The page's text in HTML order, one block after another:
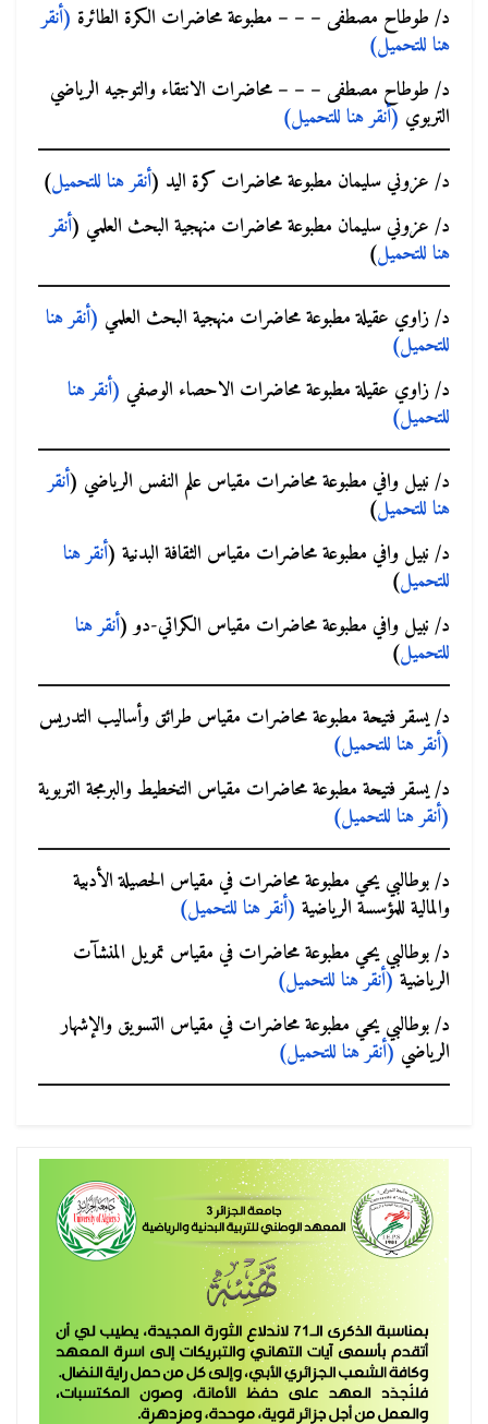
د/ طوطاح مصطفى – – – مطبوعة محاضرات الكرة الطائرة (أنقر
هنا للتحميل)
د/ طوطاح مصطفى – – – محاضرات الانتقاء والتوجيه الرياضي
التربوي (أنقر هنا للتحميل)
د/ عزوني سليمان مطبوعة محاضرات كرة اليد (أنقر هنا للتحميل)
د/ عزوني سليمان مطبوعة محاضرات منهجية البحث العلمي (أنقر
هنا للتحميل)
د/ زاوي عقيلة مطبوعة محاضرات منهجية البحث العلمي (أنقر هنا
للتحميل)
د/ زاوي عقيلة مطبوعة محاضرات الاحصاء الوصفي (أنقر هنا
للتحميل)
د/ نبيل وافي مطبوعة محاضرات مقياس علم النفس الرياضي (أنقر
هنا للتحميل)
د/ نبيل وافي مطبوعة محاضرات مقياس الثقافة البدنية (أنقر هنا
للتحميل)
د/ نبيل وافي مطبوعة محاضرات مقياس الكراتي-دو (أنقر هنا
للتحميل)
د/ يسقر فتيحةمطبوعة محاضرات مقياس طرائق وأساليب التدريس
(أنقر هنا للتحميل)
د/ يسقر فتيحةمطبوعة محاضرات مقياس التخطيط والبرمجة التربوية
(أنقر هنا للتحميل)
د/ بوطالبي يحي مطبوعة محاضرات في مقياس الحصيلة الأدبية
والمالية للمؤسسة الرياضية (أنقر هنا للتحميل)
د/ بوطالبي يحي مطبوعة محاضرات في مقياس تمويل المنشآت
الرياضية(أنقر هنا للتحميل)
د/ بوطالبي يحي مطبوعة محاضرات في مقياس التسويق والإشهار
الرياضي(أنقر هنا للتحميل)